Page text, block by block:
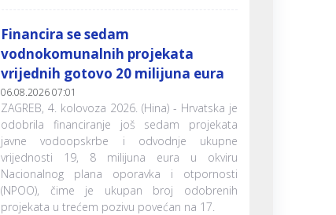
Financira se sedam
vodnokomunalnih projekata
vrijednih gotovo 20 milijuna eura
06.08.2026 07:01
ZAGREB, 4. kolovoza 2026. (Hina) - Hrvatska je
odobrila financiranje još sedam projekata
javne vodoopskrbe i odvodnje ukupne
vrijednosti 19, 8 milijuna eura u okviru
Nacionalnog plana oporavka i otpornosti
(NPOO), čime je ukupan broj odobrenih
projekata u trećem pozivu povećan na 17.